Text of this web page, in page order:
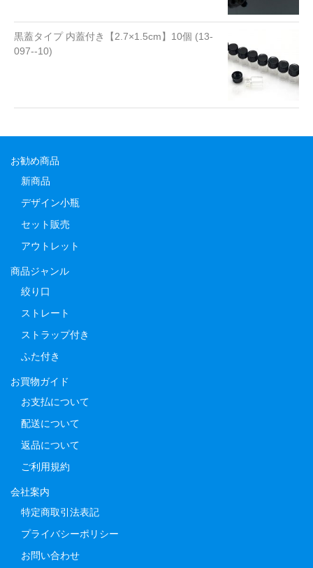
黒蓋タイプ 内蓋付き【2.7×1.5cm】10個 (13-
097--10)
お勧め商品
新商品
デザイン小瓶
セット販売
アウトレット
商品ジャンル
絞り口
ストレート
ストラップ付き
ふた付き
お買物ガイド
お支払について
配送について
返品について
ご利用規約
会社案内
特定商取引法表記
プライバシーポリシー
お問い合わせ